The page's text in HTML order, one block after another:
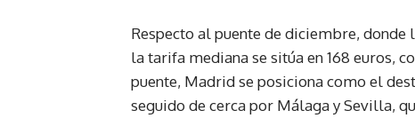
Respecto al puente de diciembre, donde
la tarifa mediana se sitúa en 168 euros,
puente, Madrid se posiciona como el
seguido de cerca por Málaga y Sevilla,